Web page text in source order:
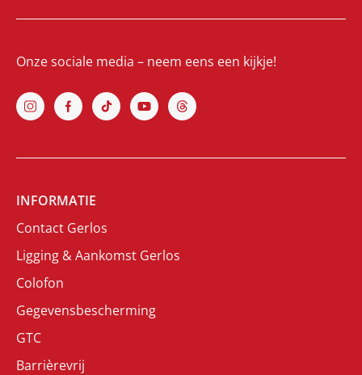
Onze sociale media – neem eens een kijkje!
INFORMATIE
Contact Gerlos
Ligging & Aankomst Gerlos
Colofon
Gegevensbescherming
GTC
Barrièrevrij